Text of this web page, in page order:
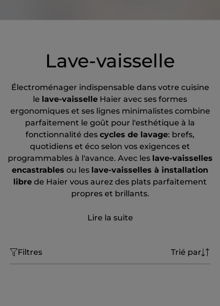
Lave-vaisselle
Électroménager indispensable dans votre cuisine
le lave-vaisselle Haier avec ses formes
ergonomiques et ses lignes minimalistes combine
parfaitement le goût pour l'esthétique à la
fonctionnalité des cycles de lavage: brefs,
quotidiens et éco selon vos exigences et
programmables à l'avance. Avec les lave-vaisselles
encastrables ou les lave-vaisselles à installation
libre de Haier vous aurez des plats parfaitement
propres et brillants.
Lire la suite
Filtres Trié par